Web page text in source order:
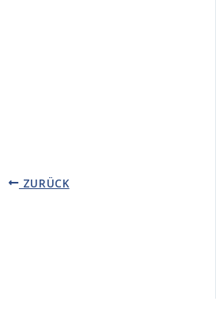
ZURÜCK